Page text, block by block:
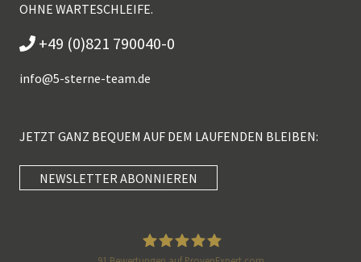
OHNE WARTESCHLEIFE.
+49 (0)821 790040-0
info@5-sterne-team.de
JETZT GANZ BEQUEM AUF DEM LAUFENDEN BLEIBEN:
NEWSLETTER ABONNIEREN